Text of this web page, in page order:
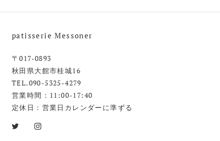
patisserie Messoner
〒017-0893
秋田県大館市桂城16
TEL.090-5325-4279
営業時間：11:00-17:40
定休日：営業日カレンダーに準ずる